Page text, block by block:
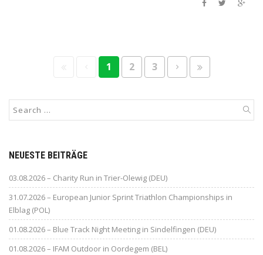
1 2 3
NEUESTE BEITRÄGE
03.08.2026 – Charity Run in Trier-Olewig (DEU)
31.07.2026 – European Junior Sprint Triathlon Championships in
Elblag (POL)
01.08.2026 – Blue Track Night Meeting in Sindelfingen (DEU)
01.08.2026 – IFAM Outdoor in Oordegem (BEL)